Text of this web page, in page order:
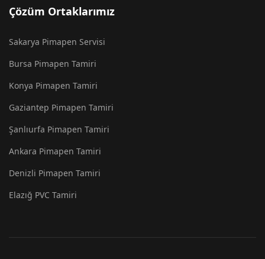
Çözüm Ortaklarımız
Sakarya Pimapen Servisi
Bursa Pimapen Tamiri
Konya Pimapen Tamiri
Gaziantep Pimapen Tamiri
Şanlıurfa Pimapen Tamiri
Ankara Pimapen Tamiri
Denizli Pimapen Tamiri
Elazığ PVC Tamiri